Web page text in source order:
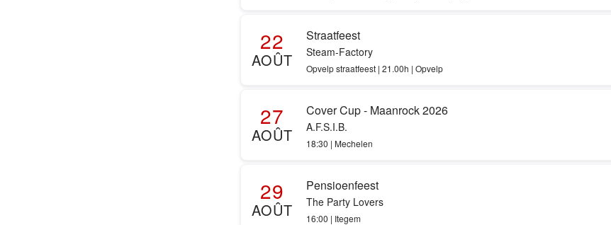
22
AOÛT
Straatfeest
Steam-Factory
Opvelp straatfeest | 21.00h | Opvelp
27
AOÛT
Cover Cup - Maanrock 2026
A.F.S.I.B.
18:30 | Mechelen
29
AOÛT
Pensioenfeest
The Party Lovers
16:00 | Itegem